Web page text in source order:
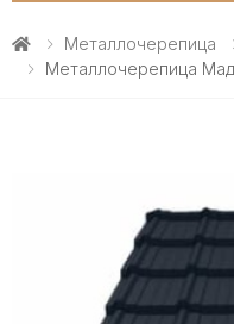
Металлочерепица
Металлочерепица